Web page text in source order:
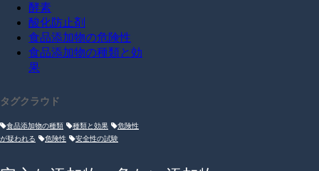
酵素
酸化防止剤
食品添加物の危険性
食品添加物の種類と効
果
タグクラウド
食品添加物の種類 種類と効果
危険性
が疑われる
危険性 安全性の試験